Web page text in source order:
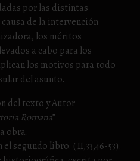
por las distintas
de la intervención
los méritos
a cabo para los
los motivos para todo
del asunto.
del texto y Autor
Romana”
obra.
segundo libro. ( II,33,46-53).